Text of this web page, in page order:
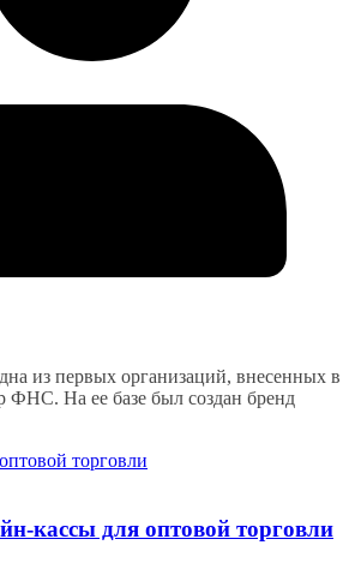
из первых организаций, внесенных в
ФНС. На ее базе был создан бренд
кассы для оптовой торговли